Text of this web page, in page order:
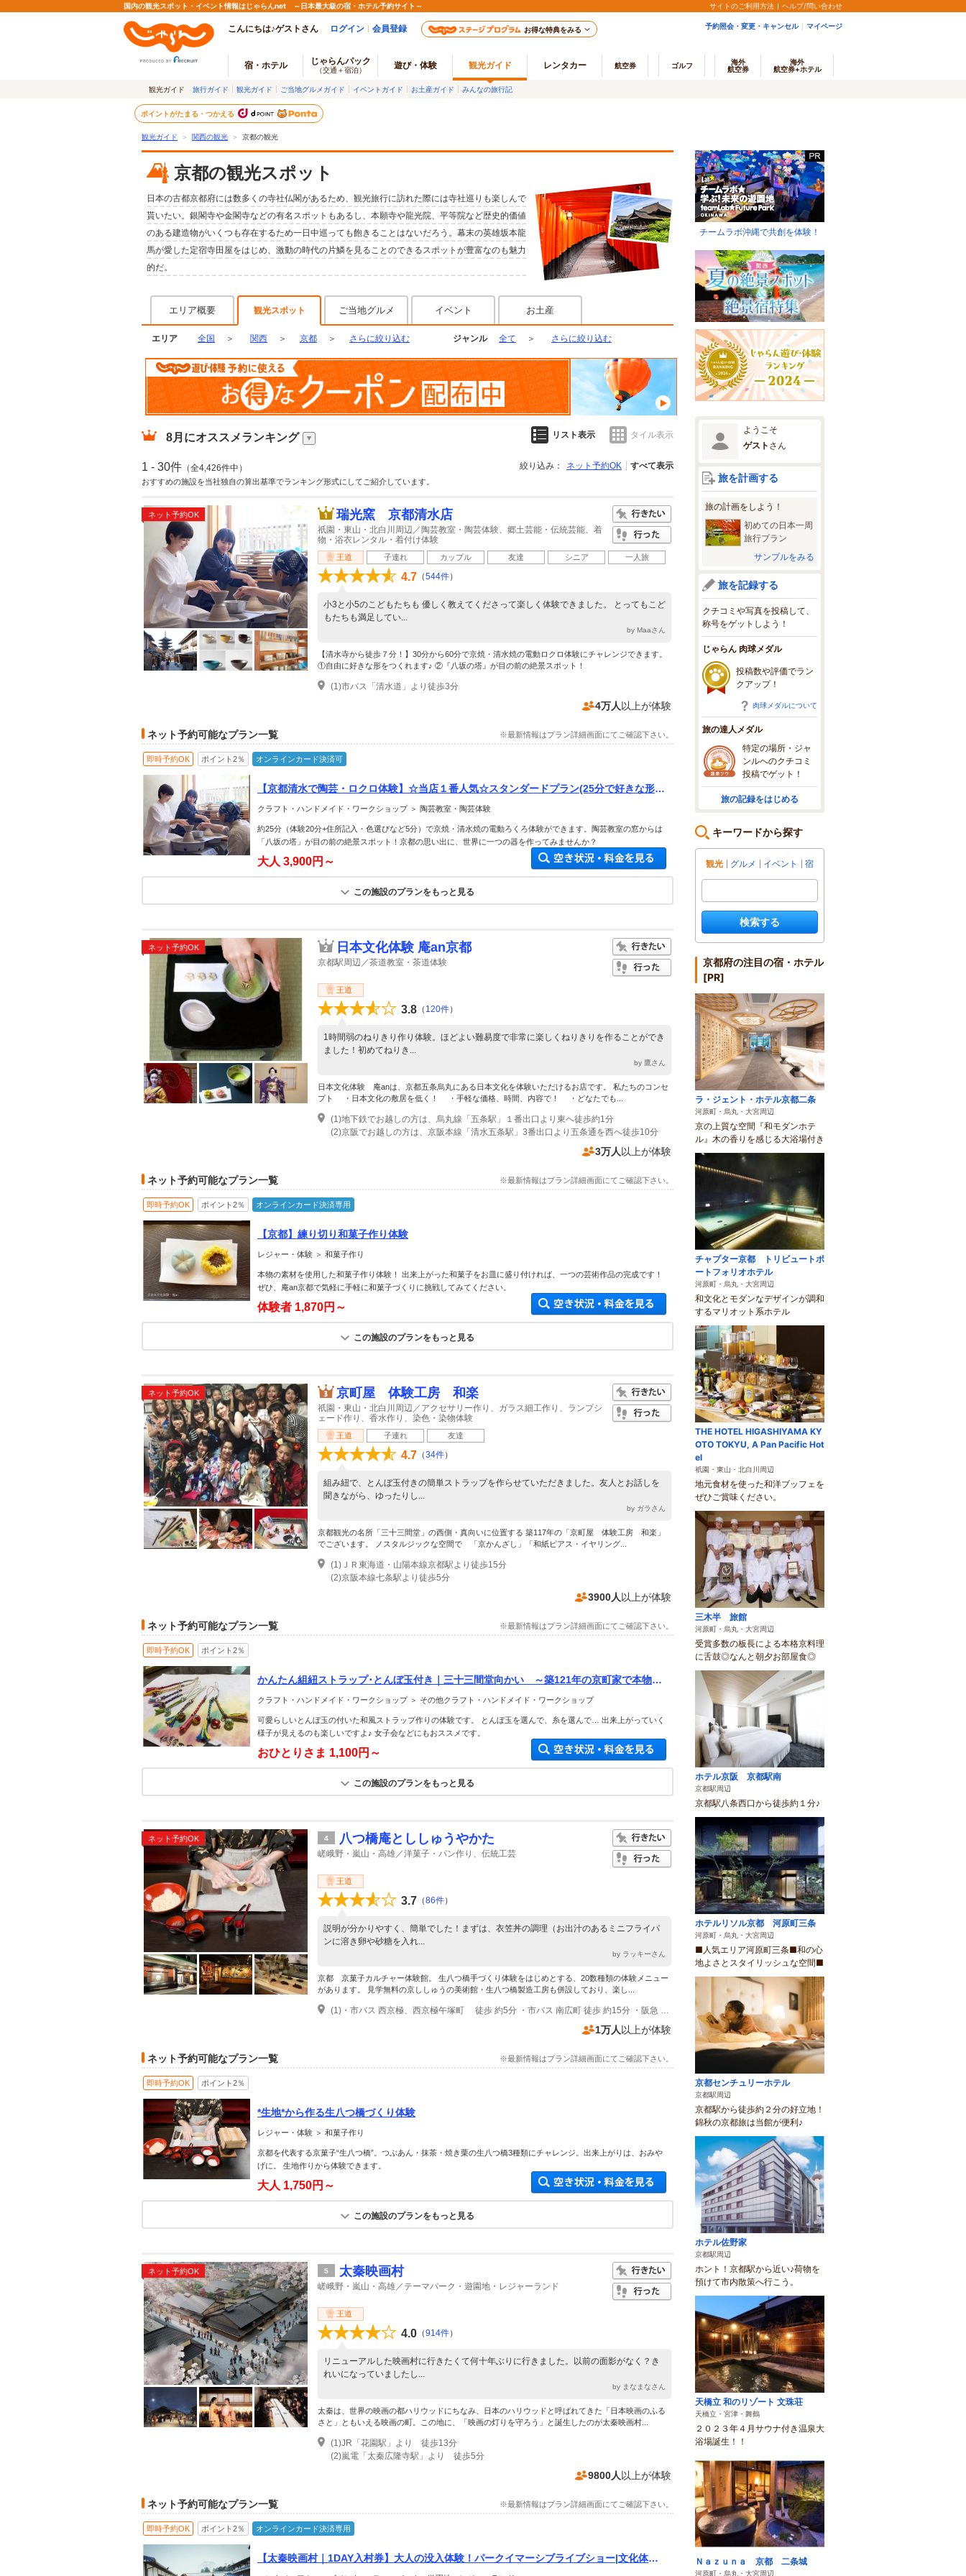
国内の観光スポット・イベント情報はじゃらんnet ～日本最大級の宿・ホテル予約サイト～ サイトのご利用方法 ヘルプ/問い合わせ
こんにちは♪ゲストさん ログイン 会員登録 お得な特典をみる 予約照会・変更・キャンセル マイページ
宿・ホテル じゃらんパック
（交通＋宿泊） 遊び・体験 観光ガイド レンタカー 航空券 ゴルフ
海外
航空券
海外
航空券+ホテル
観光ガイド 旅行ガイド 観光ガイド ご当地グルメガイド イベントガイド お土産ガイド みんなの旅行記
ポイントがたまる・つかえる
観光ガイド ＞ 関西の観光 ＞ 京都の観光
京都の観光スポット
日本の古都京都府には数多くの寺社仏閣があるため、観光旅行に訪れた際には寺社巡りも楽しんで
貰いたい。銀閣寺や金閣寺などの有名スポットもあるし、本願寺や龍光院、平等院など歴史的価値
のある建造物がいくつも存在するため一日中巡っても飽きることはないだろう。幕末の英雄坂本龍
馬が愛した定宿寺田屋をはじめ、激動の時代の片鱗を見ることのできるスポットが豊富なのも魅力
的だ。
エリア概要 観光スポット ご当地グルメ イベント お土産
エリア 全国 ＞ 関西 ＞ 京都 ＞ さらに絞り込む ジャンル 全て ＞ さらに絞り込む
8月 にオススメランキング リスト表示 タイル表示
1 - 30件 （全4,426件中） 絞り込み： ネット予約OK すべて表示
おすすめの施設を当社独自の算出基準でランキング形式にしてご紹介しています。
ネット予約OK 瑞光窯 京都清水店
祇園・東山・北白川周辺／陶芸教室・陶芸体験、郷土芸能・伝統芸能、着
物・浴衣レンタル・着付け体験
王道 子連れ カップル 友達 シニア 一人旅
4.7 （544件）
小3と小5のこどもたちも 優しく教えてくださって楽しく体験できました。 とってもこど
もたちも満足してい...
by Maaさん
【清水寺から徒歩７分！】30分から60分で京焼・清水焼の電動ロクロ体験にチャレンジできます。
①自由に好きな形をつくれます♪ ②『八坂の塔』が目の前の絶景スポット！
(1)市バス「清水道」より徒歩3分
4万人 以上が体験
ネット予約可能なプラン一覧 ※最新情報はプラン詳細画面にてご確認下さい。
即時予約OK ポイント2％ オンラインカード決済可
【京都清水で陶芸・ロクロ体験】☆当店１番人気☆スタンダードプラン(25分で好きな形を
クラフト・ハンドメイド・ワークショップ ＞ 陶芸教室・陶芸体験
約25分（体験20分+住所記入・色選びなど5分）で京焼・清水焼の電動ろくろ体験ができます。陶芸教室の窓からは
「八坂の塔」が目の前の絶景スポット！京都の思い出に、世界に一つの器を作ってみませんか？
大人 3,900円～
この施設のプランをもっと見る
ネット予約OK 日本文化体験 庵an京都
京都駅周辺／茶道教室・茶道体験
王道
3.8 （ 120件）
1時間弱のねりきり作り体験。ほどよい難易度で非常に楽しくねりきりを作ることができ
ました！初めてねりき...
by 鷹さん
日本文化体験 庵anは、京都五条烏丸にある日本文化を体験いただけるお店です。 私たちのコンセ
プト ・日本文化の敷居を低く！ ・手軽な価格、時間、内容で！ ・どなたでも...
(1)地下鉄でお越しの方は、烏丸線「五条駅」１番出口より東へ徒歩約1分
(2)京阪でお越しの方は、京阪本線「清水五条駅」3番出口より五条通を西へ徒歩10分
3万人 以上が体験
ネット予約可能なプラン一覧 ※最新情報はプラン詳細画面にてご確認下さい。
即時予約OK ポイント2％ オンラインカード決済専用
【京都】練り切り和菓子作り体験
レジャー・体験 ＞ 和菓子作り
本物の素材を使用した和菓子作り体験！ 出来上がった和菓子をお皿に盛り付ければ、一つの芸術作品の完成です！
ぜひ、庵an京都で気軽に手軽に和菓子づくりに挑戦してみてください。
体験者 1,870円～
空き状況・料金を見る
この施設のプランをもっと見る
ネット予約OK 京町屋 体験工房 和楽
祇園・東山・北白川周辺／アクセサリー作り、ガラス細工作り、ランプシ
ェード作り、香水作り、染色・染物体験
王道 子連れ 友達
4.7 （34件）
組み紐で、とんぼ玉付きの簡単ストラップを作らせていただきました。友人とお話しを
聞きながら、ゆったりし...
by ガラさん
京都観光の名所「三十三間堂」の西側・真向いに位置する 築117年の「京町屋 体験工房 和楽」
でございます。 ノスタルジックな空間で 「京かんざし」「和紙ピアス・イヤリング...
(1)ＪＲ東海道・山陽本線京都駅より徒歩15分
(2)京阪本線七条駅より徒歩5分
3900人 以上が体験
ネット予約可能なプラン一覧 ※最新情報はプラン詳細画面にてご確認下さい。
即時予約OK ポイント2％
かんたん組紐ストラップ･とんぼ玉付き｜三十三間堂向かい ～築121年の京町家で本物体
クラフト・ハンドメイド・ワークショップ ＞ その他クラフト・ハンドメイド・ワークショップ
可愛らしいとんぼ玉の付いた和風ストラップ作りの体験です。 とんぼ玉を選んで、糸を選んで… 出来上がっていく
様子が見えるのも楽しいですよ♪ 女子会などにもおススメです。
おひとりさま 1,100円～
空き状況・料金を見る
この施設のプランをもっと見る
ネット予約OK 4 八つ橋庵とししゅうやかた
嵯峨野・嵐山・高雄／洋菓子・パン作り、伝統工芸
王道
3.7 （86件）
説明が分かりやすく、簡単でした！まずは、衣笠丼の調理（お出汁のあるミニフライパ
ンに溶き卵や砂糖を入れ...
by ラッキーさん
京都 京菓子カルチャー体験館。 生八つ橋手づくり体験をはじめとする、20数種類の体験メニュー
があります。 見学無料の京ししゅうの美術館・生八つ橋製造工房も併設しており、楽し...
(1)・市バス 西京極、西京極午塚町 徒歩 約5分 ・市バス 南広町 徒歩 約15分 ・阪急 西京極駅 徒歩 約20分
1万人 以上が体験
ネット予約可能なプラン一覧 ※最新情報はプラン詳細画面にてご確認下さい。
即時予約OK ポイント2％
*生地*から作る生八つ橋づくり体験
レジャー・体験 ＞ 和菓子作り
京都を代表する京菓子“生八つ橋”。つぶあん・抹茶・焼き栗の生八つ橋3種類にチャレンジ。出来上がりは、おみや
げに。 生地作りから体験できます。
大人 1,750円～
空き状況・料金を見る
この施設のプランをもっと見る
ネット予約OK 5 太秦映画村
嵯峨野・嵐山・高雄／テーマパーク・遊園地・レジャーランド
王道
4.0 （914件）
リニューアルした映画村に行きたくて何十年ぶりに行きました。以前の面影がなく？き
れいになっていましたし...
by まなまなさん
太秦は、世界の映画の都ハリウッドにちなみ、日本のハリウッドと呼ばれてきた「日本映画のふる
さと」ともいえる映画の町。この地に、「映画の灯りを守ろう」と誕生したのが太秦映画村...
(1)JR「花園駅」より 徒歩13分
(2)嵐電「太秦広隆寺駅」より 徒歩5分
9800人 以上が体験
ネット予約可能なプラン一覧 ※最新情報はプラン詳細画面にてご確認下さい。
即時予約OK ポイント2％ オンラインカード決済専用
【太秦映画村｜1DAY入村券】大人の没入体験！パークイマーシブライブショー|文化体験|
チームラボ沖縄で共創を体験！
ようこそ
ゲスト さん
旅を計画する
旅の計画をしよう！
初めての日本一周
旅行プラン
サンプルをみる
旅を記録する
クチコミや写真を投稿して、
称号をゲットしよう！
じゃらん 肉球メダル
投稿数や評価でラン
クアップ！
肉球メダルについて
旅の達人メダル
特定の場所・ジャ
ンルへのクチコミ
投稿でゲット！
旅の記録をはじめる
キーワードから探す
観光 グルメ イベント 宿
検索する
京都府の注目の宿・ホテル
[PR]
ラ・ジェント・ホテル京都二条
河原町・烏丸・大宮周辺
京の上質な空間『和モダンホテ
ル』木の香りを感じる大浴場付き
チャプター京都 トリビュートポ
ートフォリオホテル
河原町・烏丸・大宮周辺
和文化とモダンなデザインが調和
するマリオット系ホテル
THE HOTEL HIGASHIYAMA KY
OTO TOKYU, A Pan Pacific Hot
el
祇園・東山・北白川周辺
地元食材を使った和洋ブッフェを
ぜひご賞味ください。
三木半 旅館
河原町・烏丸・大宮周辺
受賞多数の板長による本格京料理
に舌鼓◎なんと朝夕お部屋食◎
ホテル京阪 京都駅南
京都駅周辺
京都駅八条西口から徒歩約１分♪
ホテルリソル京都 河原町三条
河原町・烏丸・大宮周辺
■人気エリア河原町三条■和の心
地よさとスタイリッシュな空間■
京都センチュリーホテル
京都駅周辺
京都駅から徒歩約２分の好立地！
錦秋の京都旅は当館が便利♪
ホテル佐野家
京都駅周辺
ホント！京都駅から近い♪荷物を
預けて市内散策へ行こう。
天橋立 和のリゾート 文珠荘
天橋立・宮津・舞鶴
２０２３年４月サウナ付き温泉大
浴場誕生！！
Ｎａｚｕｎａ 京都 二条城
河原町・烏丸・大宮周辺